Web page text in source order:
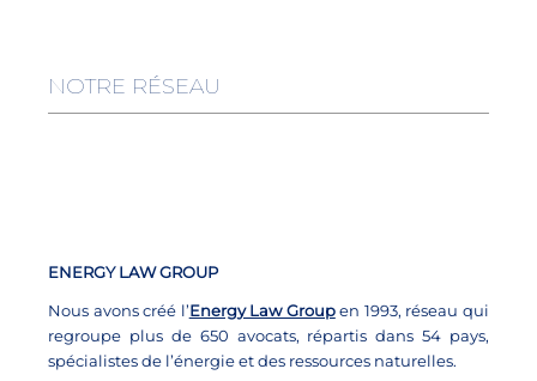
NOTRE RÉSEAU
ENERGY LAW GROUP
Nous avons créé l’Energy Law Groupen 1993, réseau qui
regroupe plus de 650 avocats, répartis dans 54 pays,
spécialistes de l’énergie et des ressources naturelles.